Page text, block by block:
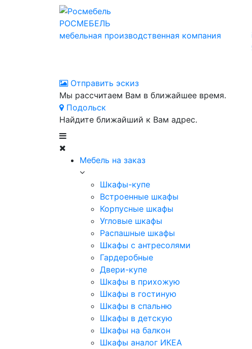
РОСМЕБЕЛЬ
мебельная производственная компания
Отправить эскиз
Мы рассчитаем Вам в ближайшее время.
Подольск
Найдите ближайший к Вам адрес.
Мебель на заказ
Шкафы-купе
Встроенные шкафы
Корпусные шкафы
Угловые шкафы
Распашные шкафы
Шкафы с антресолями
Гардеробные
Двери-купе
Шкафы в прихожую
Шкафы в гостиную
Шкафы в спальню
Шкафы в детскую
Шкафы на балкон
Шкафы аналог ИКЕА